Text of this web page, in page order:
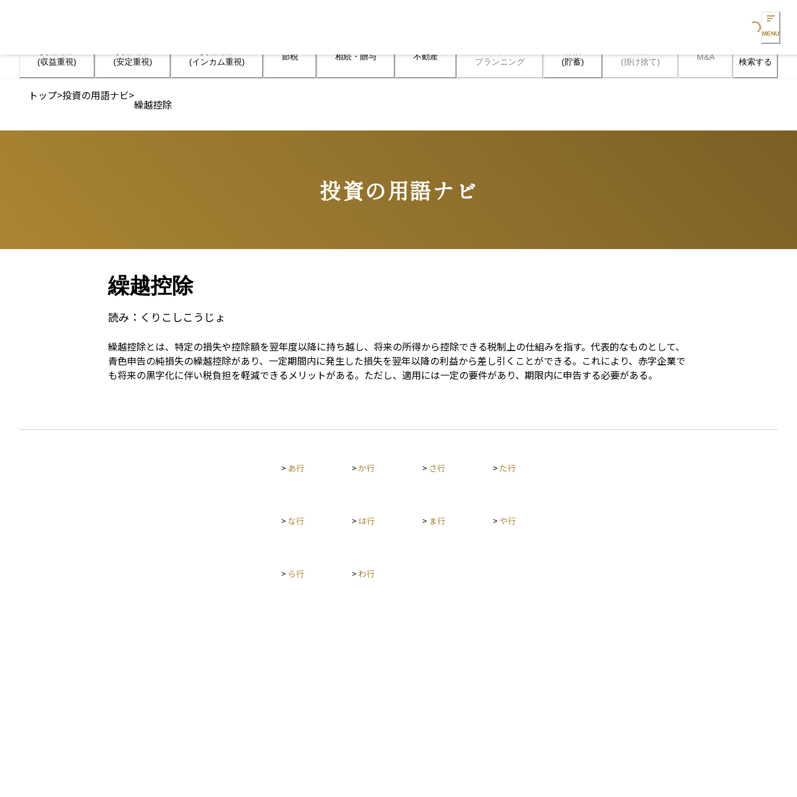
Loading...
MENU
(収益重視)
(安定重視)
(インカム重視)
節税 相続・贈与 不動産
プランニング
(貯蓄)
(掛け捨て)
M&A 検索する
トップ>投資の用語ナビ>
繰越控除
投資の用語ナビ
Terms
繰越控除
読み： くりこしこうじょ
繰越控除とは、特定の損失や控除額を翌年度以降に持ち越し、将来の所得から控除できる税制上の仕組みを指す。代表的なものとして、
青色申告の純損失の繰越控除があり、一定期間内に発生した損失を翌年以降の利益から差し引くことができる。これにより、赤字企業で
も将来の黒字化に伴い税負担を軽減できるメリットがある。ただし、適用には一定の要件があり、期限内に申告する必要がある。
> あ行 >か行 > さ行 > た行
> な行 > は行 > ま行 > や行
> ら行 > わ行